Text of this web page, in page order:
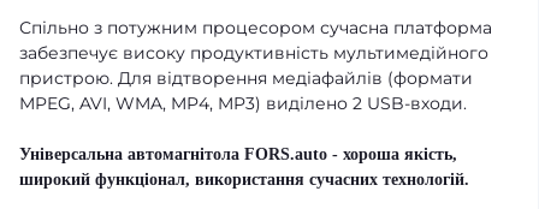
Спільно з потужним процесором сучасна платформа
забезпечує високу продуктивність мультимедійного
пристрою. Для відтворення медіафайлів (формати
MPEG, AVI, WMA, MP4, MP3) виділено 2 USB-входи.
Універсальна автомагнітола FORS.auto - хороша якість,
широкий функціонал, використання сучасних технологій.